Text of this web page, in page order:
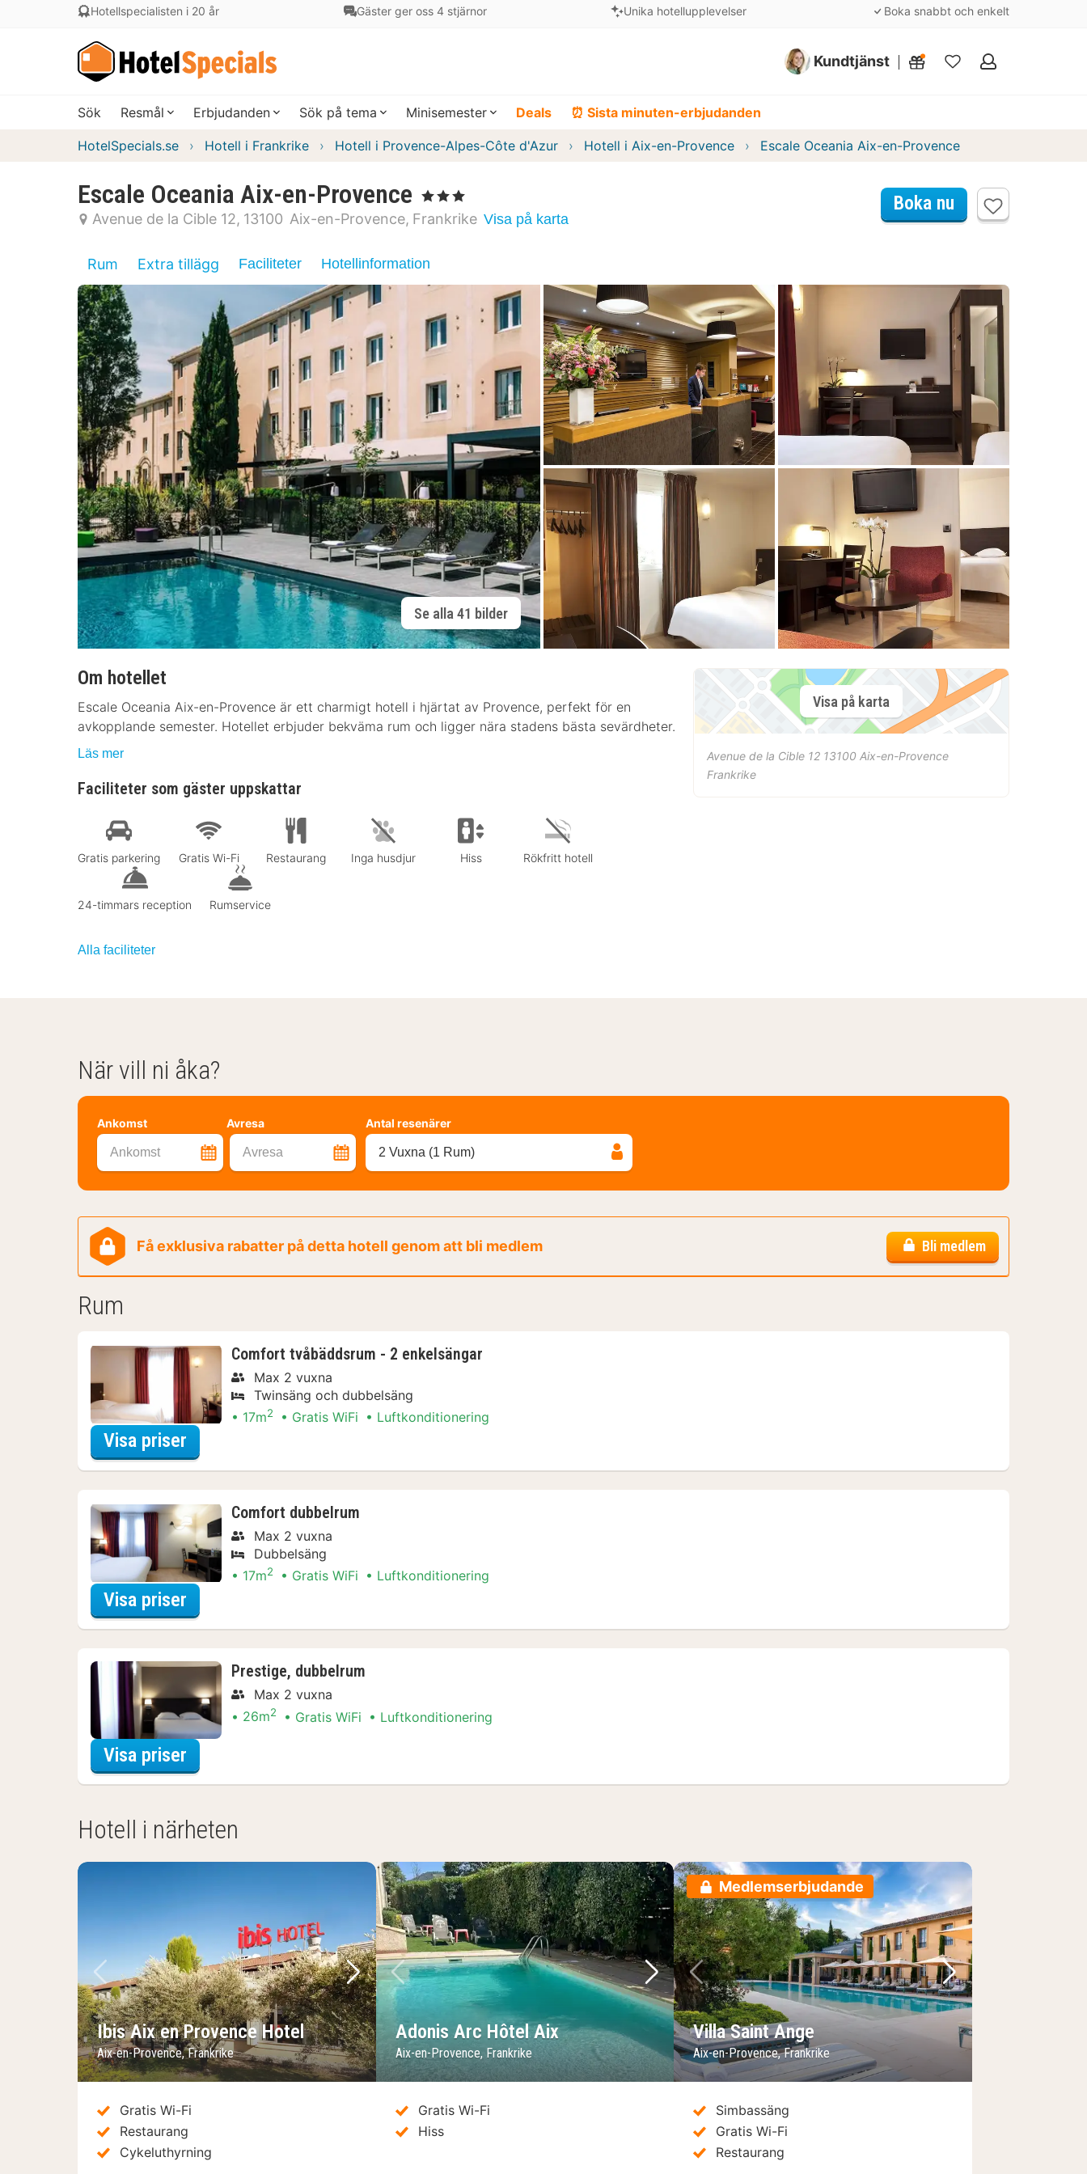
Hotellspecialisten i 20 år Gäster ger oss 4 stjärnor Unika hotellupplevelser Boka snabbt och enkelt
Kundtjänst
Mina
Sök Resmål Erbjudanden Sök på tema Minisemester Deals ⏰ Sista minuten-erbjudanden
HotelSpecials.se Hotell i Frankrike Hotell i Provence-Alpes-Côte d'Azur Hotell i Aix-en-Provence Escale Oceania Aix-en-Provence
Escale Oceania Aix-en-Provence , 3 Stjärnor
Avenue de la Cible 12 13100 Aix-en-Provence Frankrike Visa på karta
Boka nu
Rum Extra tillägg Faciliteter Hotellinformation
Se alla 41 bilder
Om hotellet
Escale Oceania Aix-en-Provence är ett charmigt hotell i hjärtat av Provence, perfekt för en
avkopplande semester. Hotellet erbjuder bekväma rum och ligger nära stadens bästa sevärdheter.
Läs mer
Faciliteter som gäster uppskattar
Gratis parkering Gratis Wi-Fi Restaurang Inga husdjur Hiss Rökfritt hotell
24-timmars reception Rumservice
Alla faciliteter
Visa på karta
Avenue de la Cible 12 13100 Aix-en-Provence
Frankrike
När vill ni åka?
Ankomst Avresa
Ankomst Avresa
Antal resenärer
2 Vuxna (1 Rum)
Få exklusiva rabatter på detta hotell genom att bli medlem Bli medlem
Rum
Comfort tvåbäddsrum - 2 enkelsängar
Max 2 vuxna
Twinsäng och dubbelsäng
17m2 Gratis WiFi Luftkonditionering
Visa priser
Comfort dubbelrum
Max 2 vuxna
Dubbelsäng
17m2 Gratis WiFi Luftkonditionering
Visa priser
Prestige, dubbelrum
Max 2 vuxna
26m2 Gratis WiFi Luftkonditionering
Visa priser
Hotell i närheten
Föregående bild
Nästa bild
Ibis Aix en Provence Hotel
Aix-en-Provence, Frankrike
Gratis Wi-Fi
Restaurang
Cykeluthyrning
Föregående bild
Nästa bild
Adonis Arc Hôtel Aix
Aix-en-Provence, Frankrike
Gratis Wi-Fi
Hiss
Medlemserbjudande
Föregående bild
Nästa bild
Villa Saint Ange
Aix-en-Provence, Frankrike
Simbassäng
Gratis Wi-Fi
Restaurang